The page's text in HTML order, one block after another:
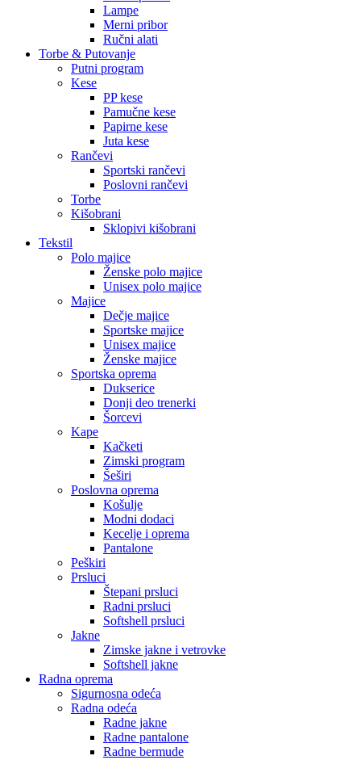
Lampe
Merni pribor
Ručni alati
Torbe & Putovanje
Putni program
Kese
PP kese
Pamučne kese
Papirne kese
Juta kese
Rančevi
Sportski rančevi
Poslovni rančevi
Torbe
Kišobrani
Sklopivi kišobrani
Tekstil
Polo majice
Ženske polo majice
Unisex polo majice
Majice
Dečje majice
Sportske majice
Unisex majice
Ženske majice
Sportska oprema
Dukserice
Donji deo trenerki
Šorcevi
Kape
Kačketi
Zimski program
Šeširi
Poslovna oprema
Košulje
Modni dodaci
Kecelje i oprema
Pantalone
Peškiri
Prsluci
Štepani prsluci
Radni prsluci
Softshell prsluci
Jakne
Zimske jakne i vetrovke
Softshell jakne
Radna oprema
Sigurnosna odeća
Radna odeća
Radne jakne
Radne pantalone
Radne bermude